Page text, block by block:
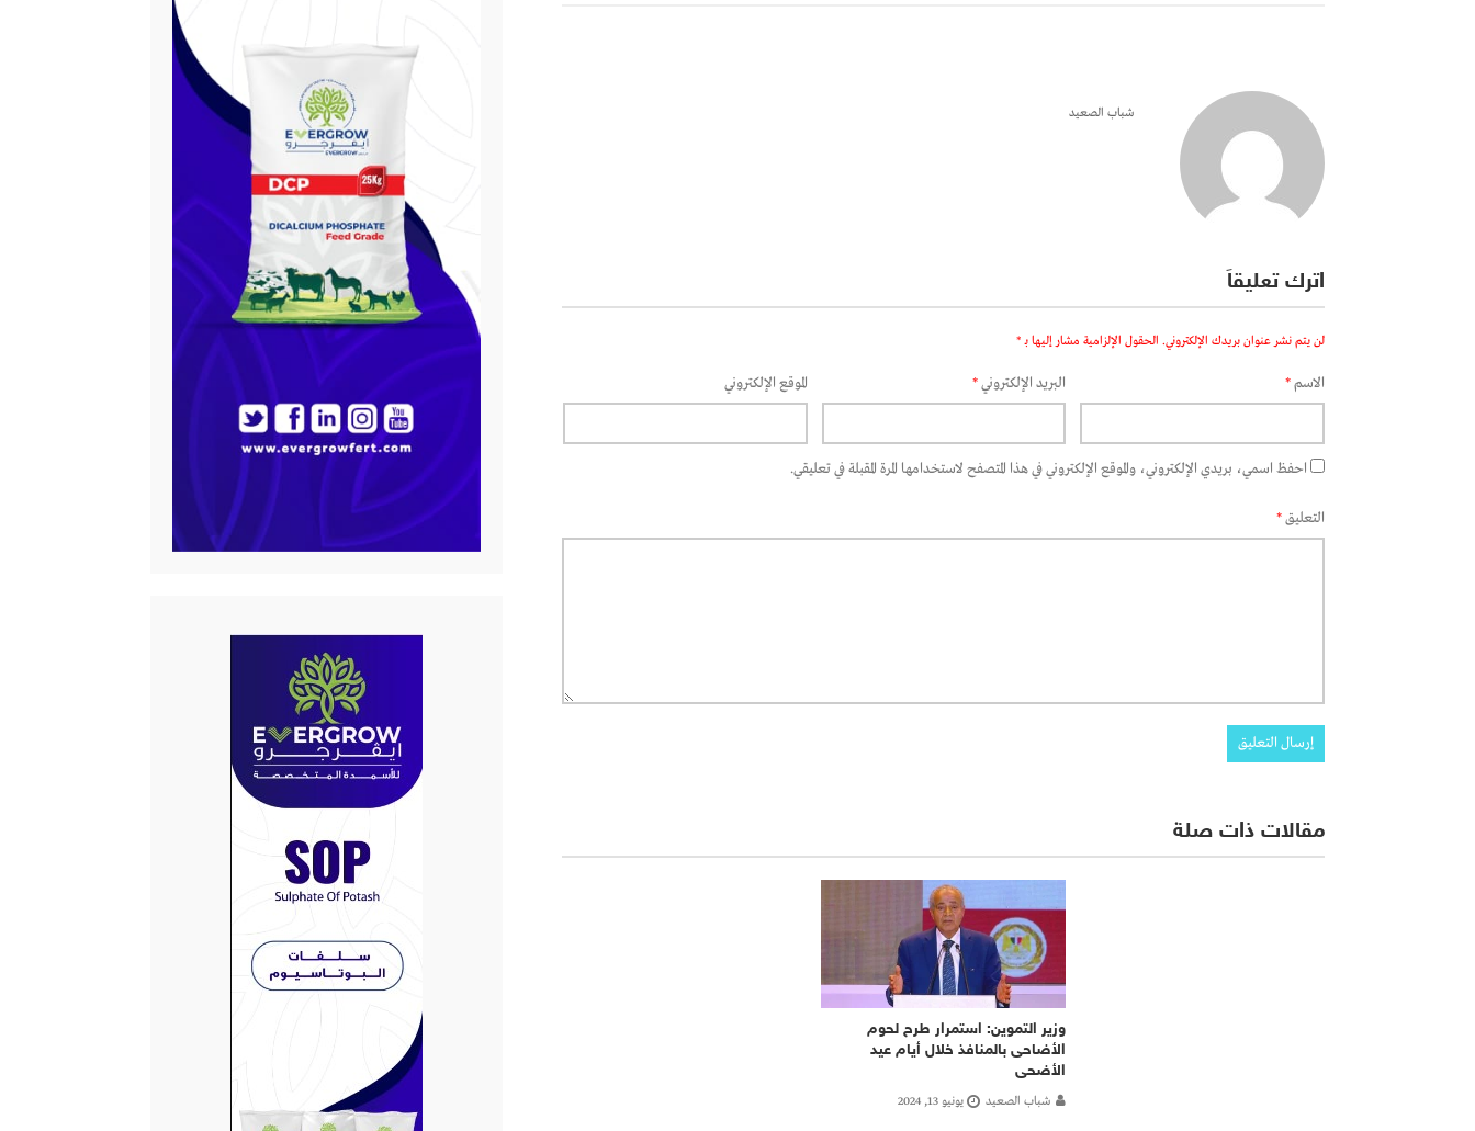
شباب الصعيد
اترك تعليقاً
لن يتم نشر عنوان بريدك الإلكتروني. الحقول الإلزامية مشار إليها بـ *
الاسم* البريد الإلكتروني* الموقع الإلكتروني
احفظ اسمي، بريدي الإلكتروني، والموقع الإلكتروني في هذا المتصفح لاستخدامها المرة المقبلة في تعليقي.
التعليق*
مقالات ذات صلة
وزير التموين: استمرار طرح لحوم
الأضاحى بالمنافذ خلال أيام عيد
الأضحى
شباب الصعيد يونيو 13, 2024